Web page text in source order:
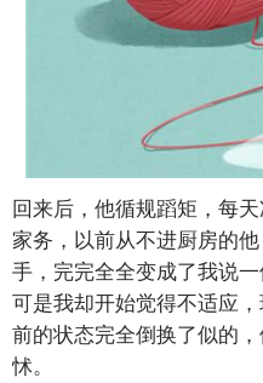
回来后，他循规蹈矩，每
家务，以前从不进厨房的
手，完完全全变成了我说
可是我却开始觉得不适应
前的状态完全倒换了似的
怵。